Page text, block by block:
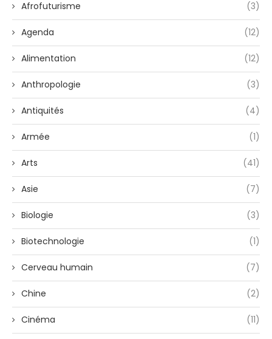
Afrofuturisme (3)
Agenda (12)
Alimentation (12)
Anthropologie (3)
Antiquités (4)
Armée (1)
Arts (41)
Asie (7)
Biologie (3)
Biotechnologie (1)
Cerveau humain (7)
Chine (2)
Cinéma (11)